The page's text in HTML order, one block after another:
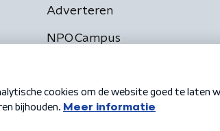
Adverteren
NPO Campus